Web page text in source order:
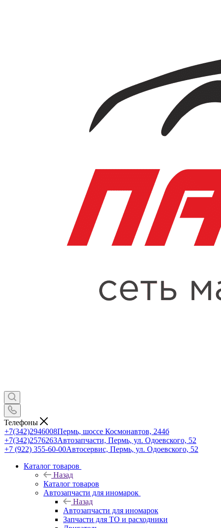
Телефоны
+7(342)2946008Пермь, шоссе Космонавтов, 244б
+7(342)2576263Автозапчасти, Пермь, ул. Одоевского, 52
+7 (922) 355-60-00Автосервис, Пермь, ул. Одоевского, 52
Каталог товаров
Назад
Каталог товаров
Автозапчасти для иномарок
Назад
Автозапчасти для иномарок
Запчасти для ТО и расходники